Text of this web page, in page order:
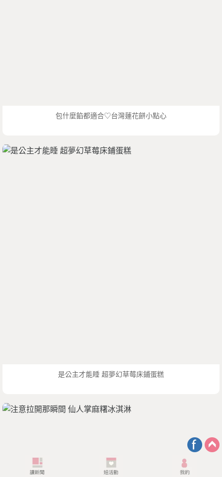
包什麼餡都適合♡台灣蓮花餅小點心
是公主才能睡 超夢幻草莓床鋪蛋糕